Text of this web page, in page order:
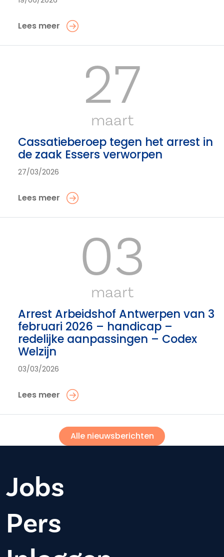
Lees meer
27
maart
Cassatieberoep tegen het arrest in
de zaak Essers verworpen
27/03/2026
Lees meer
03
maart
Arrest Arbeidshof Antwerpen van 3
februari 2026 – handicap –
redelijke aanpassingen – Codex
Welzijn
03/03/2026
Lees meer
Alle nieuwsberichten
Jobs
Pers